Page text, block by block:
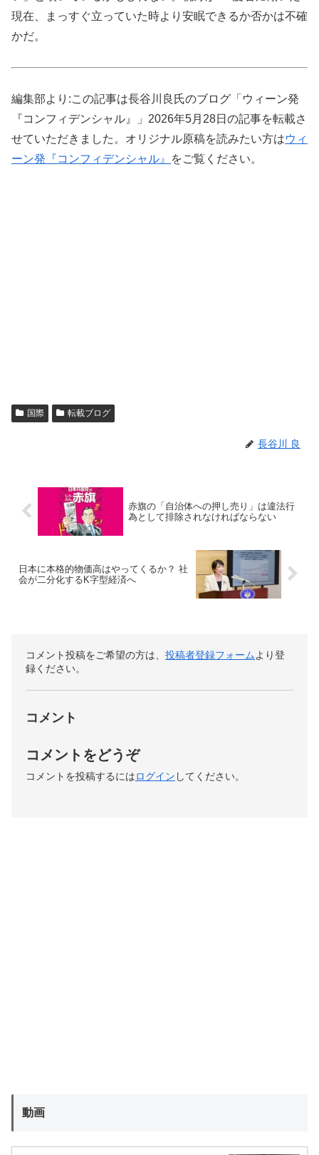
現在、まっすぐ立っていた時より安眠できるか否かは不確
かだ。
編集部より:この記事は長谷川良氏のブログ「ウィーン発
『コンフィデンシャル』」2026年5月28日の記事を転載さ
せていただきました。オリジナル原稿を読みたい方はウィ
ーン発『コンフィデンシャル』
をご覧ください。
国際 転載ブログ
長谷川 良
赤旗の「自治体への押し売り」は違法行
為として排除されなければならない
日本に本格的物価高はやってくるか？ 社
会が二分化するK字型経済へ
コメント投稿をご希望の方は、 投稿者登録フォーム より登
録ください。
コメント
コメントをどうぞ
コメントを投稿するにはログイン してください。
動画